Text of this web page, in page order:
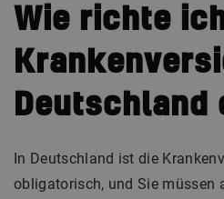
Wie richte
Deutschland
In Deutschland ist die
obligatorisch, und Sie müssen